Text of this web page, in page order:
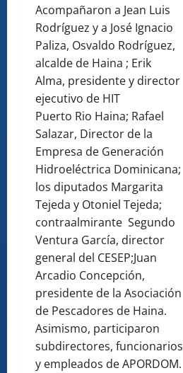
Acompañaron a Jean Luis
Rodríguez y a José Ignacio
Paliza, Osvaldo Rodríguez,
alcalde de Haina ; Erik
Alma, presidente y director
ejecutivo de HIT
Puerto Rio Haina; Rafael
Salazar, Director de la
Empresa de Generación
Hidroeléctrica Dominicana;
los diputados Margarita
Tejeda y Otoniel Tejeda;
contraalmirante Segundo
Ventura García, director
general del CESEP;Juan
Arcadio Concepción,
presidente de la Asociación
de Pescadores de Haina.
Asimismo, participaron
subdirectores, funcionarios
y empleados de APORDOM.